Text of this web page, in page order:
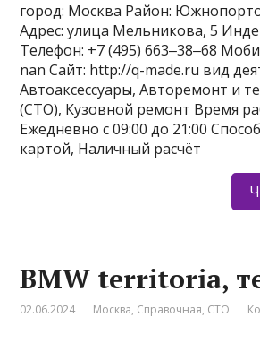
город: Москва Район:
Адрес: улица Мельникова, 5
Телефон: +7 (495) 663‒38‒68
nan Сайт: http://q-made.ru вид
Автоаксессуары, Авторемонт и
(СТО), Кузовной ремонт Время
Ежедневно с 09:00 до 21:00
картой, Наличный расчёт
BMW territoria,
02.06.2024 Москва, Справочная, СТО